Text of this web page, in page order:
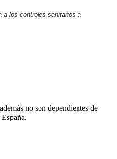
a los controles sanitarios a
no son dependientes de